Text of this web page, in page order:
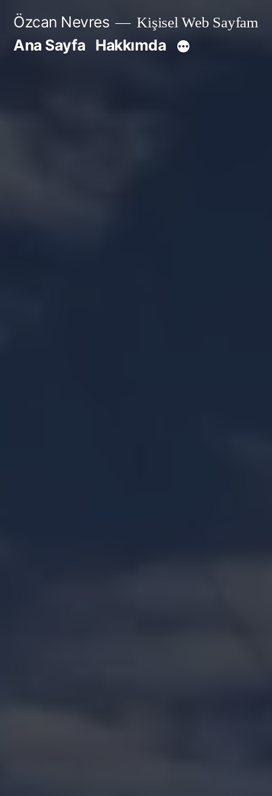
İçeriğe
Özcan Nevres Kişisel Web Sayfam
Ana Sayfa Hakkımda